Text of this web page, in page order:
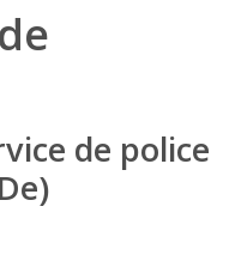
de police